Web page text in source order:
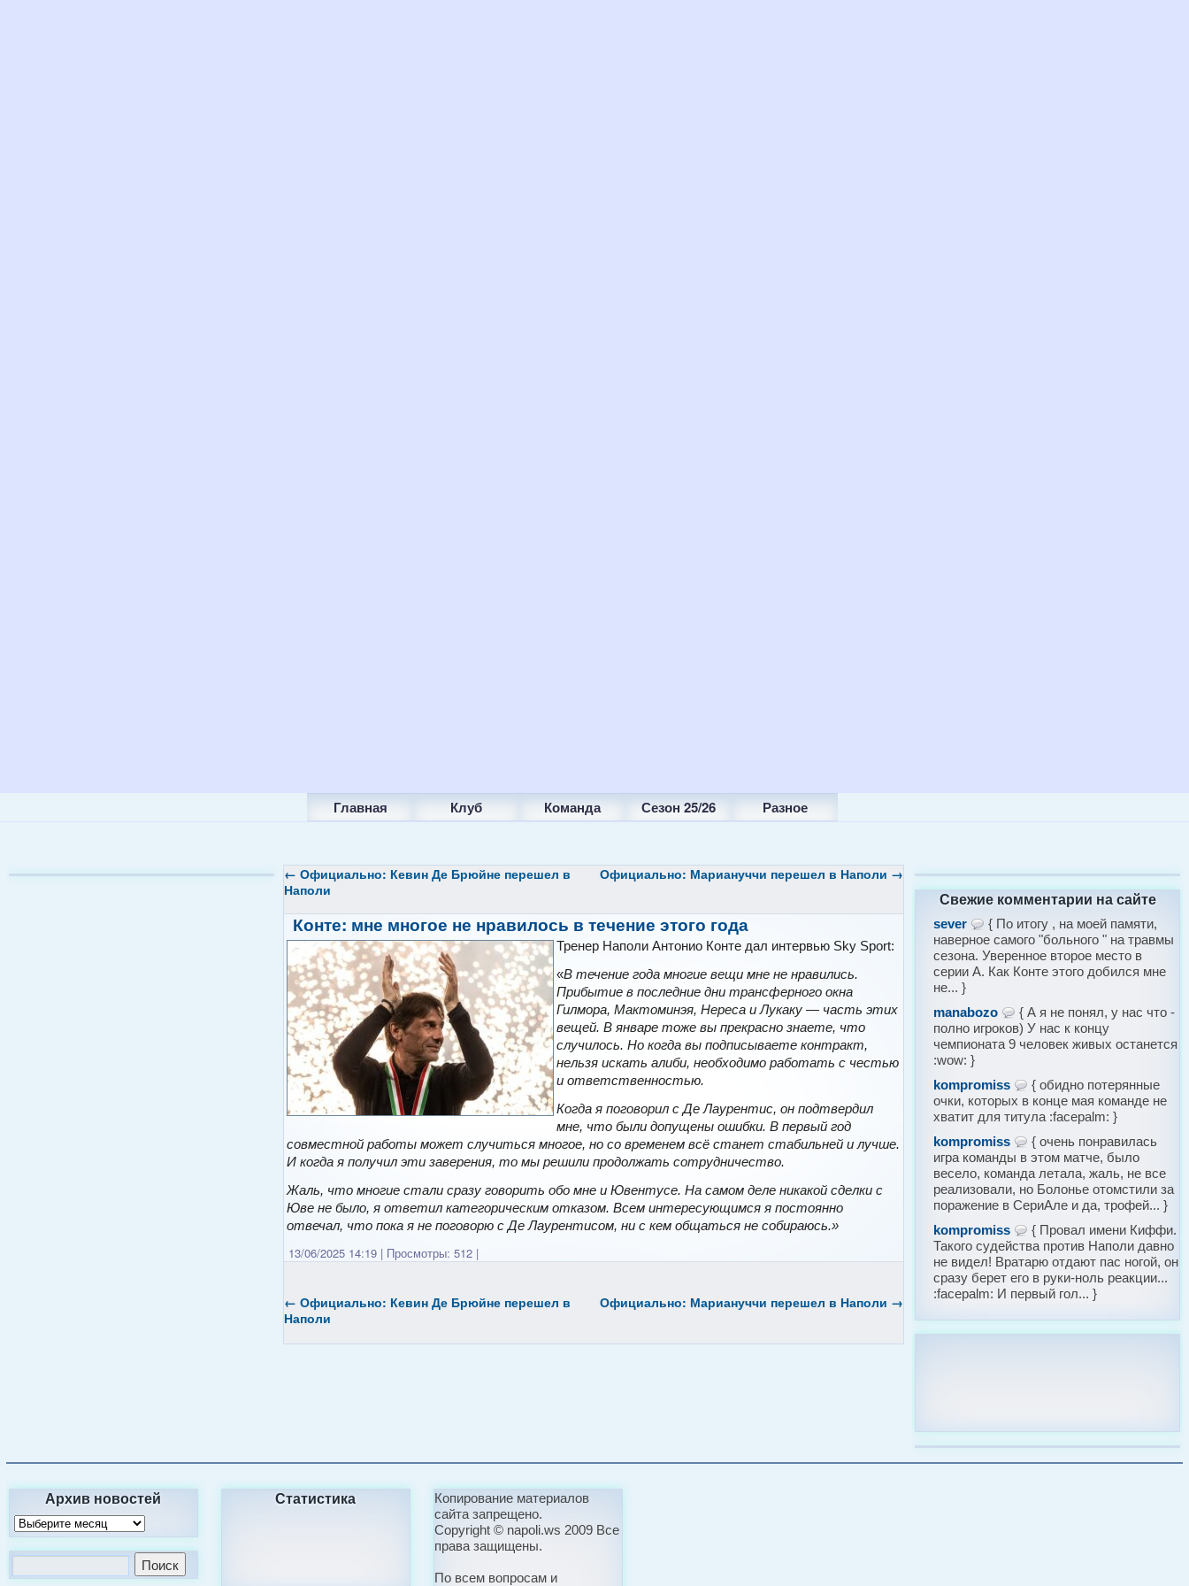
Главная Клуб Команда Сезон 25/26 Разное
← Официально: Кевин Де Брюйне перешел в
Наполи
Официально: Мариануччи перешел в Наполи →
Конте: мне многое не нравилось в течение этого года
Тренер Наполи Антонио Конте дал интервью Sky Sport:
«В течение года многие вещи мне не нравились.
Прибытие в последние дни трансферного окна
Гилмора, Мактоминэя, Нереса и Лукаку — часть этих
вещей. В январе тоже вы прекрасно знаете, что
случилось. Но когда вы подписываете контракт,
нельзя искать алиби, необходимо работать с честью
и ответственностью.
Когда я поговорил с Де Лаурентис, он подтвердил
мне, что были допущены ошибки. В первый год
совместной работы может случиться многое, но со временем всё станет стабильней и лучше.
И когда я получил эти заверения, то мы решили продолжать сотрудничество.
Жаль, что многие стали сразу говорить обо мне и Ювентусе. На самом деле никакой сделки с
Юве не было, я ответил категорическим отказом. Всем интересующимся я постоянно
отвечал, что пока я не поговорю с Де Лаурентисом, ни с кем общаться не собираюсь.»
13/06/2025 14:19 | Просмотры: 512|
← Официально: Кевин Де Брюйне перешел в
Наполи
Официально: Мариануччи перешел в Наполи →
Свежие комментарии на сайте
sever
{ По итогу , на моей памяти,
наверное самого "больного " на травмы
сезона. Уверенное второе место в
серии А. Как Конте этого добился мне
не... }
manabozo
{ А я не понял, у нас что -
полно игроков) У нас к концу
чемпионата 9 человек живых останется
:wow: }
kompromiss
{ обидно потерянные
очки, которых в конце мая команде не
хватит для титула :facepalm: }
kompromiss
{ очень понравилась
игра команды в этом матче, было
весело, команда летала, жаль, не все
реализовали, но Болонье отомстили за
поражение в СериАле и да, трофей... }
kompromiss
{ Провал имени Киффи.
Такого судейства против Наполи давно
не видел! Вратарю отдают пас ногой, он
сразу берет его в руки-ноль реакции...
:facepalm: И первый гол... }
Архив новостей Статистика
Копирование материалов
сайта запрещено.
Copyright © napoli.ws 2009 Все
права защищены.
По всем вопросам и